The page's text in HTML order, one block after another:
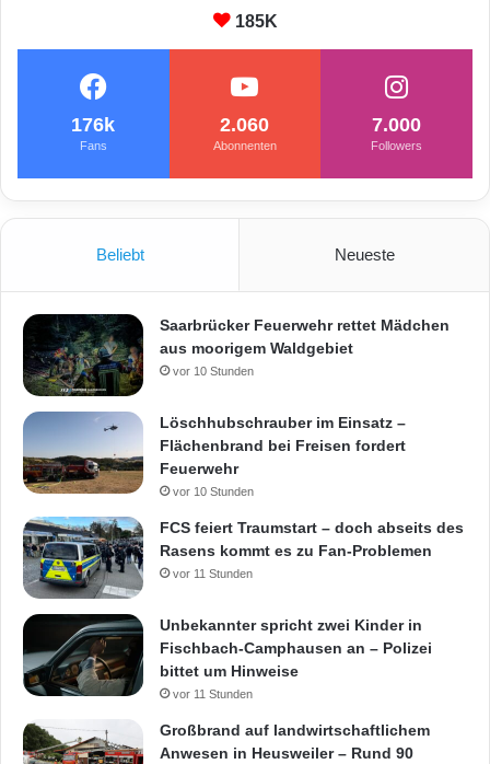
185K
176k
Fans
2.060
Abonnenten
7.000
Followers
Beliebt Neueste
Saarbrücker Feuerwehr rettet Mädchen
aus moorigem Waldgebiet
vor 10 Stunden
Löschhubschrauber im Einsatz –
Flächenbrand bei Freisen fordert
Feuerwehr
vor 10 Stunden
FCS feiert Traumstart – doch abseits des
Rasens kommt es zu Fan-Problemen
vor 11 Stunden
Unbekannter spricht zwei Kinder in
Fischbach-Camphausen an – Polizei
bittet um Hinweise
vor 11 Stunden
Großbrand auf landwirtschaftlichem
Anwesen in Heusweiler – Rund 90